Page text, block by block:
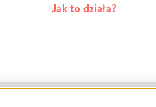
Jak to działa?